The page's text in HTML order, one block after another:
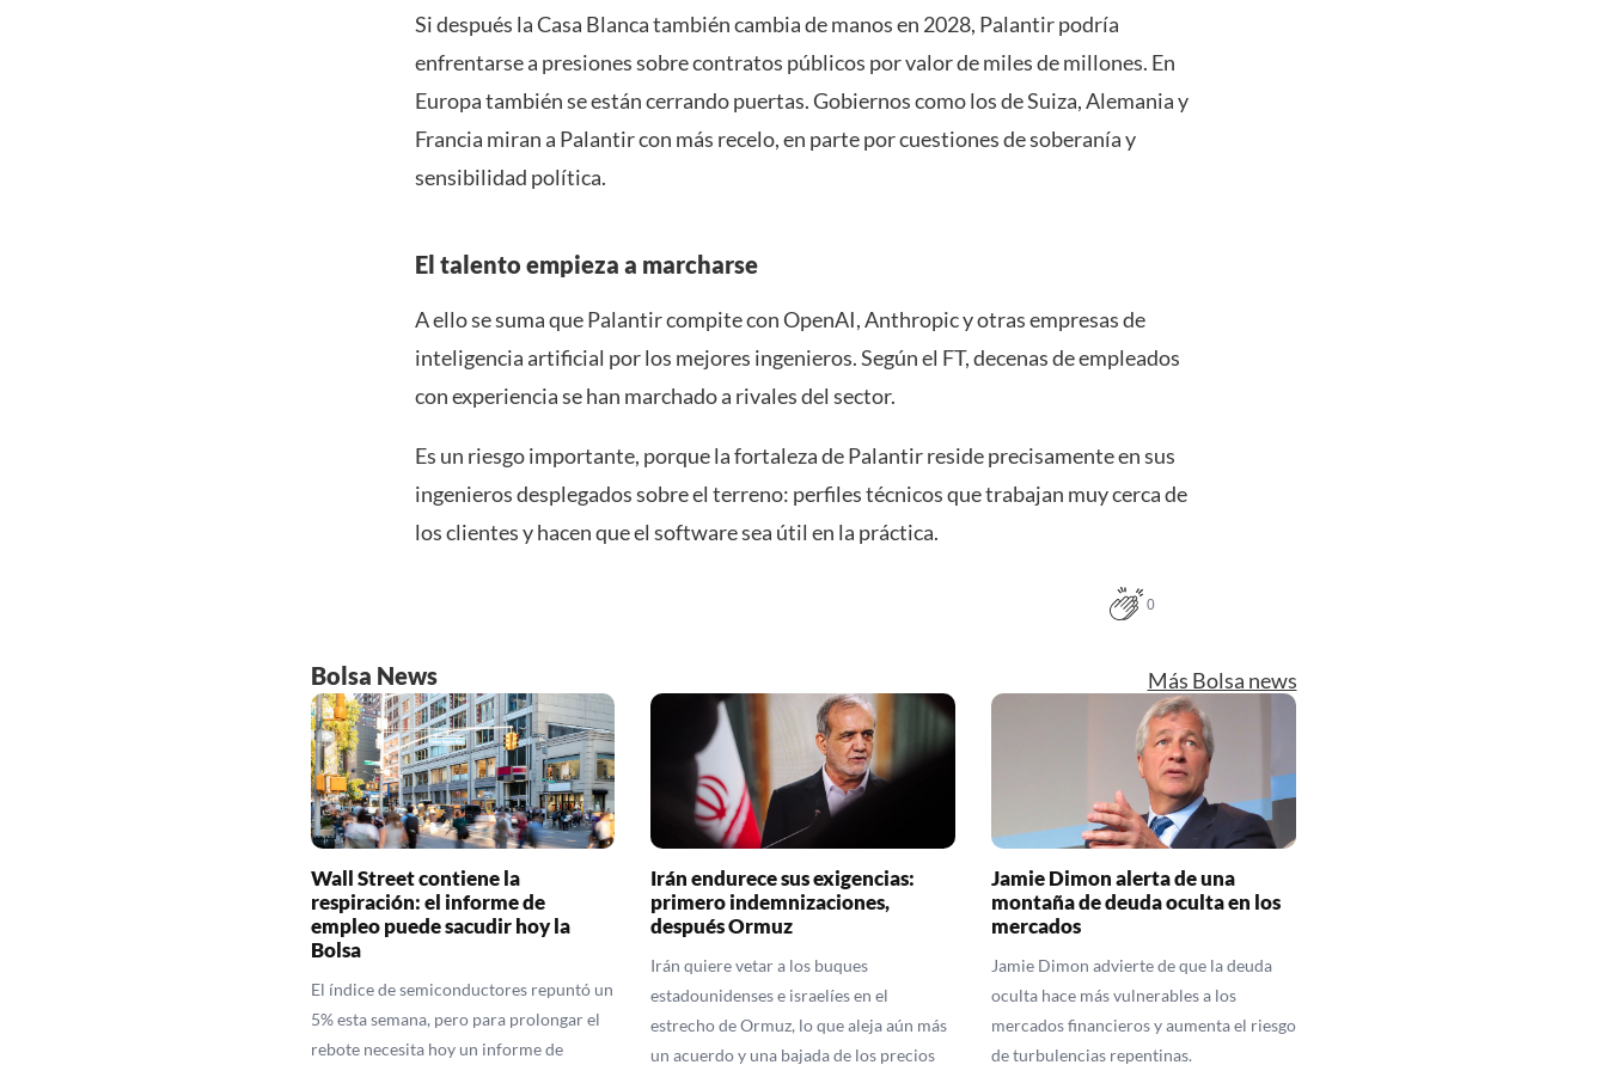
Si después la Casa Blanca también cambia de manos en 2028, Palantir podría
enfrentarse a presiones sobre contratos públicos por valor de miles de millones. En
Europa también se están cerrando puertas. Gobiernos como los de Suiza, Alemania y
Francia miran a Palantir con más recelo, en parte por cuestiones de soberanía y
sensibilidad política.
El talento empieza a marcharse
A ello se suma que Palantir compite con OpenAI, Anthropic y otras empresas de
inteligencia artificial por los mejores ingenieros. Según el FT, decenas de empleados
con experiencia se han marchado a rivales del sector.
Es un riesgo importante, porque la fortaleza de Palantir reside precisamente en sus
ingenieros desplegados sobre el terreno: perfiles técnicos que trabajan muy cerca de
los clientes y hacen que el software sea útil en la práctica.
0
Bolsa News Más Bolsa news
Wall Street contiene la
respiración: el informe de
empleo puede sacudir hoy la
Bolsa
El índice de semiconductores repuntó un
5% esta semana, pero para prolongar el
rebote necesita hoy un informe de
Irán endurece sus exigencias:
primero indemnizaciones,
después Ormuz
Irán quiere vetar a los buques
estadounidenses e israelíes en el
estrecho de Ormuz, lo que aleja aún más
un acuerdo y una bajada de los precios
Jamie Dimon alerta de una
montaña de deuda oculta en los
mercados
Jamie Dimon advierte de que la deuda
oculta hace más vulnerables a los
mercados financieros y aumenta el riesgo
de turbulencias repentinas.